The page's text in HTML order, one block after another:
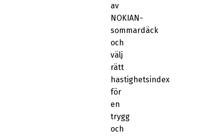
av
NOKIAN-
sommardäck
och
välj
rätt
hastighetsindex
för
en
trygg
och